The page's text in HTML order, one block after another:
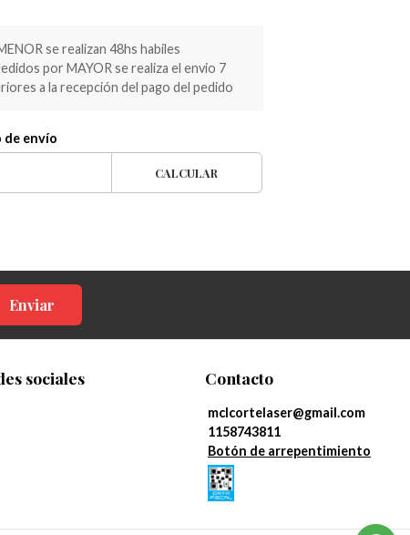
se realizan 48hs habiles
por MAYOR se realiza el envio 7
a la recepción del pago del pedido
de envío
CALCULAR
Enviar
sociales Contacto
mclcortelaser@gmail.com
1158743811
Botón de arrepentimiento